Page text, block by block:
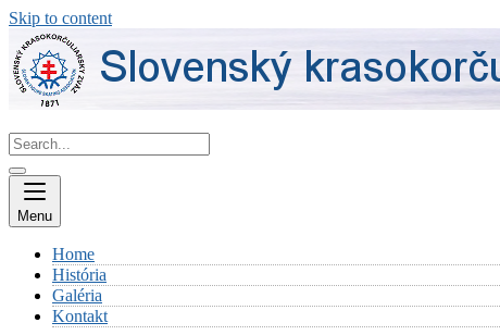
Skip to content
Menu
Home
História
Galéria
Kontakt